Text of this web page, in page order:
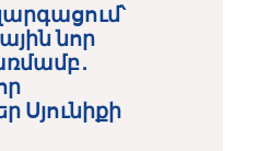
նոր
Սյունիքի